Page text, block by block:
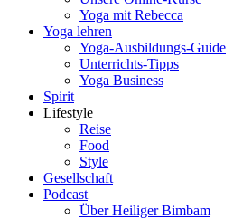
Yoga mit Rebecca
Yoga lehren
Yoga-Ausbildungs-Guide
Unterrichts-Tipps
Yoga Business
Spirit
Lifestyle
Reise
Food
Style
Gesellschaft
Podcast
Über Heiliger Bimbam